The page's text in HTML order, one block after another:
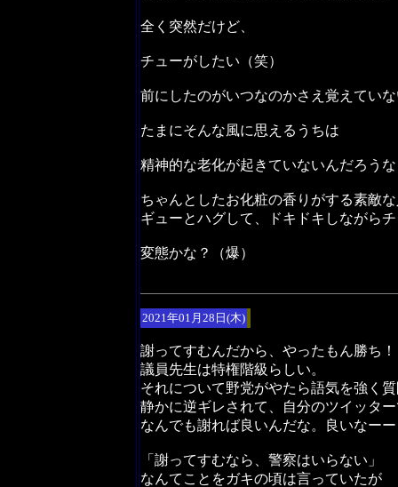
全く突然だけど、
チューがしたい（笑）
前にしたのがいつなのかさえ覚えてい
たまにそんな風に思えるうちは
精神的な老化が起きていないんだろう
ちゃんとしたお化粧の香りがする素敵
ギューとハグして、ドキドキしながら
変態かな？（爆）
2021年01月28日(木)
謝ってすむんだから、やったもん勝ち！
議員先生は特権階級らしい。
それについて野党がやたら語気を強く
静かに逆ギレされて、自分のツイッタ
なんでも謝れば良いんだな。良いなー
「謝ってすむなら、警察はいらない」
なんてことをガキの頃は言っていたが